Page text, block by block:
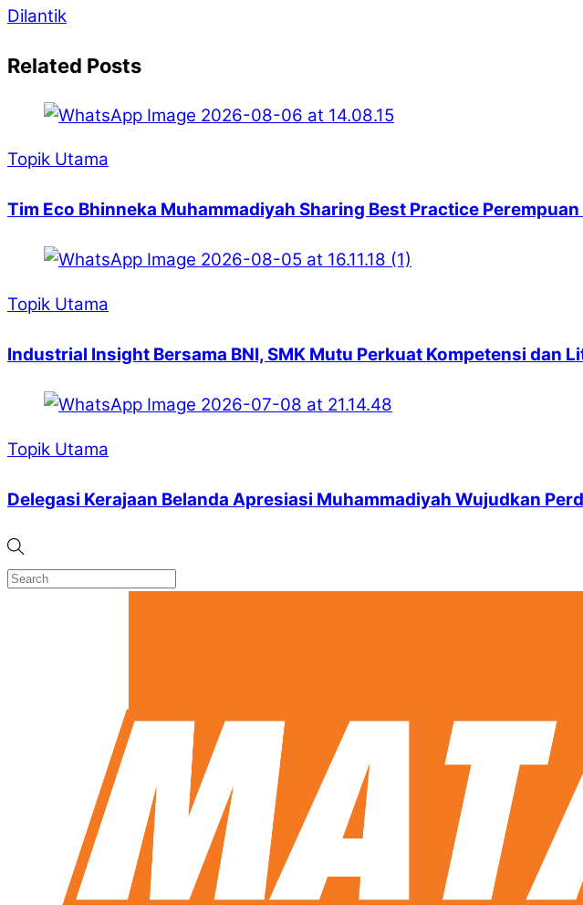
Dilantik
Related Posts
Topik Utama
Tim Eco Bhinneka Muhammadiyah Sharing Best Practice
Topik Utama
Industrial Insight Bersama BNI, SMK Mutu Perkuat Kompetensi dan
Topik Utama
Delegasi Kerajaan Belanda Apresiasi Muhammadiyah Wujudkan